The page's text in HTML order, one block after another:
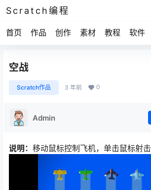
Scratch编程
首页 作品 创作 素材 教程 软件
空战
Scratch作品 3 年前 0
Admin
说明： 移动鼠标控制飞机，单击鼠标射击